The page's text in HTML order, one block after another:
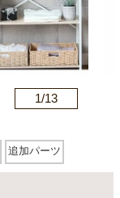
1/13
追加パーツ